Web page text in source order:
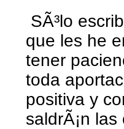
SÃ³lo
que les he
tener
toda
positiva y
saldrÃ¡n las